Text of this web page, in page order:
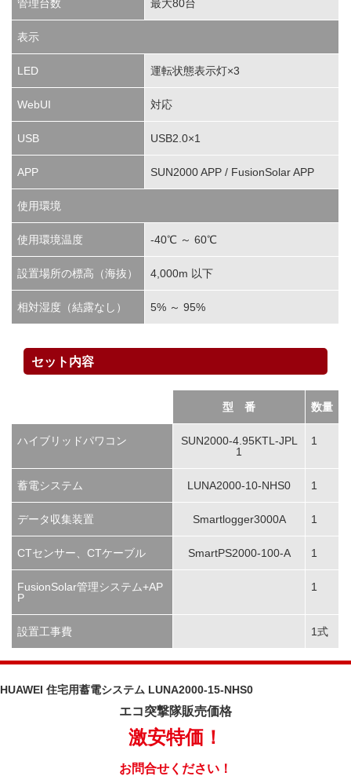
管理台数 最大80台
表示
LED 運転状態表示灯×3
WebUI 対応
USB USB2.0×1
APP SUN2000 APP / FusionSolar APP
使用環境
使用環境温度 -40℃ ～ 60℃
設置場所の標高（海抜） 4,000m 以下
相対湿度（結露なし） 5% ～ 95%
セット内容
型 番 数量
ハイブリッドパワコン
SUN2000-4.95KTL-JPL
1
1
蓄電システム LUNA2000-10-NHS0 1
データ収集装置 Smartlogger3000A 1
CTセンサー、CTケーブル SmartPS2000-100-A 1
FusionSolar管理システム+AP
P
1
設置工事費 1式
HUAWEI 住宅用蓄電システム LUNA2000-15-NHS0
エコ突撃隊販売価格
激安特価！
お問合せください！